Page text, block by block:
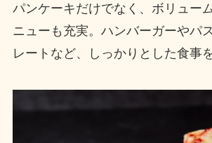
パンケーキだけでなく、ボリュー
ニューも充実。ハンバーガーやパ
レートなど、しっかりとした食事